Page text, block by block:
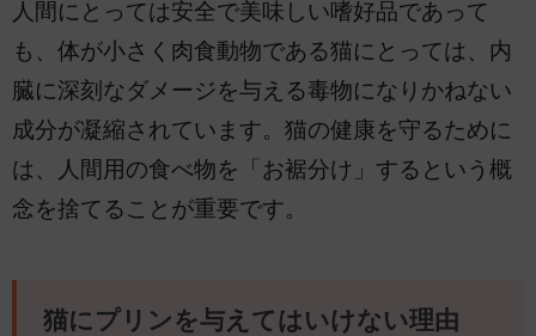
人間にとっては安全で美味しい嗜好品であって
も、体が小さく肉食動物である猫にとっては、内
臓に深刻なダメージを与える毒物になりかねない
成分が凝縮されています。猫の健康を守るために
は、人間用の食べ物を「お裾分け」するという概
念を捨てることが重要です。
猫にプリンを与えてはいけない理由